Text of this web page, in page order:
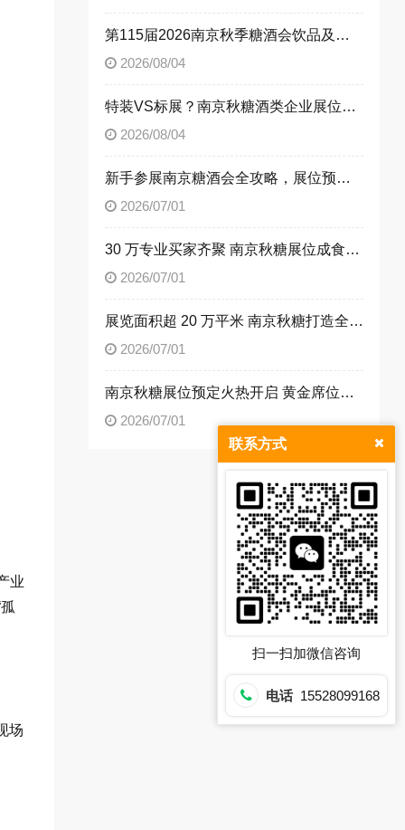
业
场
第115届2026南京秋季糖酒会饮品及乳制品展区展位申请技巧
2026/08/04
特装VS标展？南京秋糖酒类企业展位选择指南
2026/08/04
新手参展南京糖酒会全攻略，展位预定流程一次性讲清楚
2026/07/01
30 万专业买家齐聚 南京秋糖展位成食饮企业招商首选阵地
2026/07/01
展览面积超 20 万平米 南京秋糖打造全品类食饮商贸平台
2026/07/01
南京秋糖展位预定火热开启 黄金席位抢占行业发展先机
2026/07/01
联系方式
扫一扫加微信咨询
电话 15528099168